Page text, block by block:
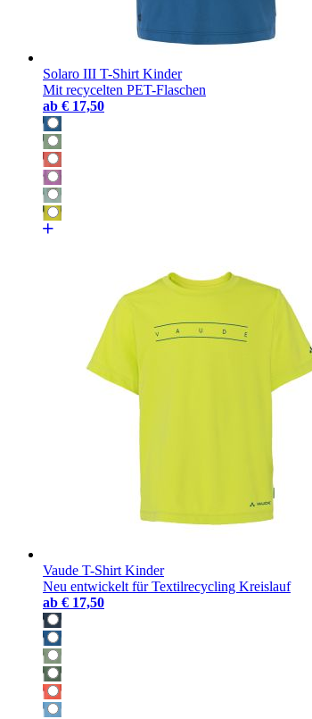
Solaro III T-Shirt Kinder
Mit recycelten PET-Flaschen
ab € 17,50
Vaude T-Shirt Kinder
Neu entwickelt für Textilrecycling Kreislauf
ab € 17,50